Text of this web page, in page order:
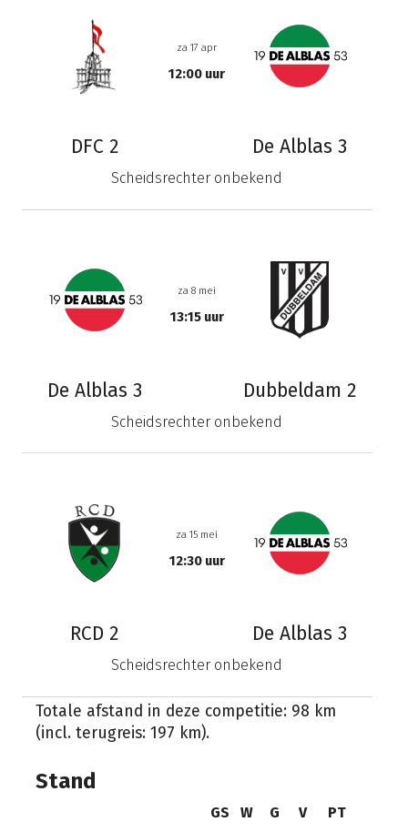
DFC 2
za 17 apr
12:00 uur
De Alblas 3
Scheidsrechter onbekend
De Alblas 3
za 8 mei
13:15 uur
Dubbeldam 2
Scheidsrechter onbekend
RCD 2
za 15 mei
12:30 uur
De Alblas 3
Scheidsrechter onbekend
Totale afstand in deze competitie: 98 km
(incl. terugreis: 197 km).
Stand
GS W G V PT